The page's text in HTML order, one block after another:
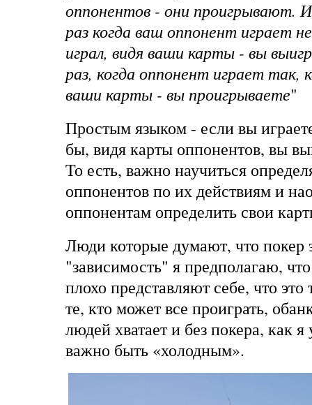
оппонентов - они проигрывают.
раз когда ваш оппонент играет
играл, видя ваши карты - вы
раз, когда оппонент играет так,
ваши карты - вы проигрываете"
Простым языком - если вы
бы, видя карты оппонентов, вы
То есть, важно научиться
оппонентов по их действиям и
оппонентам определить свои
Люди которые думают, что покер
"зависимость" я предполагаю,
плохо представляют себе, что это
те, кто может все проиграть,
людей хватает и без покера, как
важно быть «холодным».